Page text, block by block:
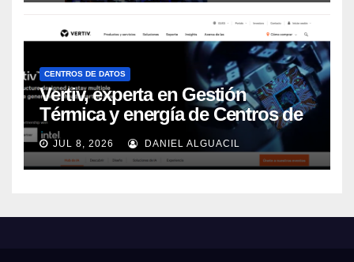
CENTROS DE DATOS
Vertiv, experta en Gestión
Térmica y energía de Centros de
Datos, sigue su crecimiento
imparable
JUL 8, 2026 DANIEL ALGUACIL